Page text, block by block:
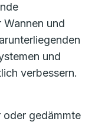
und
und
verbessern.
oder gedämmte